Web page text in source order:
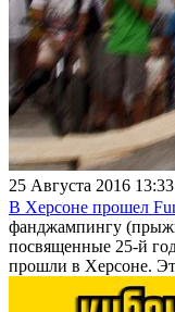
25 Августа 2016 13:33
В Херсоне прошел
фанджампингу
посвященные 25-й
прошли в Херсоне.